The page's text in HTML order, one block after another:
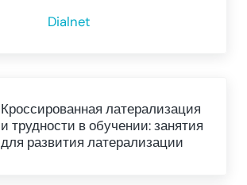
Dialnet
Кроссированная латерализация
и трудности в обучении: занятия
для развития латерализации